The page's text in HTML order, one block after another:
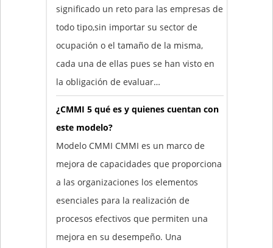
significado un reto para las empresas de
todo tipo,sin importar su sector de
ocupación o el tamaño de la misma,
cada una de ellas pues se han visto en
la obligación de evaluar…
¿CMMI 5 qué es y quienes cuentan con
este modelo?
Modelo CMMI CMMI es un marco de
mejora de capacidades que proporciona
a las organizaciones los elementos
esenciales para la realización de
procesos efectivos que permiten una
mejora en su desempeño. Una